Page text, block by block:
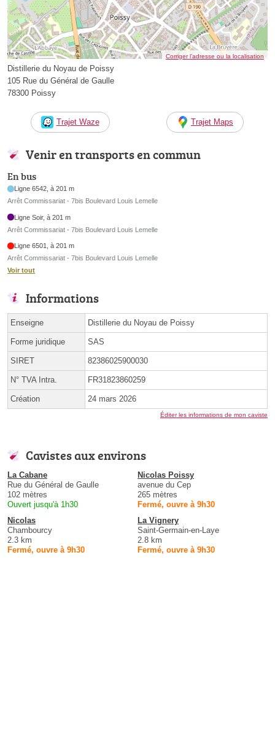
Corriger l’adresse ou la localisation
Distillerie du Noyau de Poissy
105 Rue du Général de Gaulle
78300 Poissy
Trajet Waze Trajet Maps
Venir en transports en commun
En bus
Ligne 6542, à 201 m
Arrêt Commissariat - 7bis Boulevard Louis Lemelle
Ligne Soir, à 201 m
Arrêt Commissariat - 7bis Boulevard Louis Lemelle
Ligne 6501, à 201 m
Arrêt Commissariat - 7bis Boulevard Louis Lemelle
Voir tout
Informations
Enseigne Distillerie du Noyau de Poissy
Forme juridique SAS
SIRET 82386025900030
N° TVA Intra. FR31823860259
Création 24 mars 2026
Éditer les informations de mon caviste
Cavistes aux environs
La Cabane
Rue du Général de Gaulle
102 mètres
Ouvert jusqu'à 1h30
Nicolas Poissy
avenue du Cep
265 mètres
Fermé, ouvre à 9h30
Nicolas
Chambourcy
2.3 km
Fermé, ouvre à 9h30
La Vignery
Saint-Germain-en-Laye
2.8 km
Fermé, ouvre à 9h30